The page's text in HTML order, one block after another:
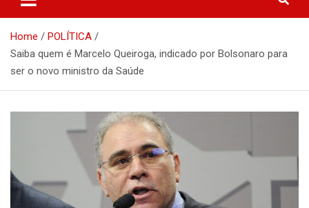
Home
POLÍTICA
Saiba quem é Marcelo Queiroga, indicado por Bolsonaro para
ser o novo ministro da Saúde